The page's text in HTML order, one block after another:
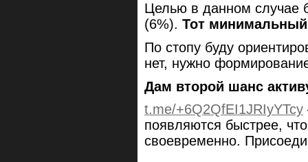
Целью в данном случае
(6%). Тот минимальный
По стопу буду
нет, нужно
Дам второй шанс
t.me/+6Q2QfEI1JRIyYTcy
появляются быстрее,
своевременно.